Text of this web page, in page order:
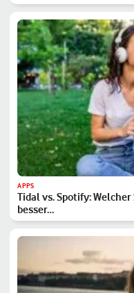
APPS
Tidal vs. Spotify:
besser…